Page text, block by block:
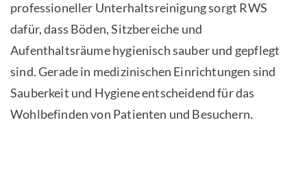
professioneller Unterhaltsreinigung sorgt RWS
dafür, dass Böden, Sitzbereiche und
Aufenthaltsräume hygienisch sauber und gepflegt
sind. Gerade in medizinischen Einrichtungen sind
Sauberkeit und Hygiene entscheidend für das
Wohlbefinden von Patienten und Besuchern.